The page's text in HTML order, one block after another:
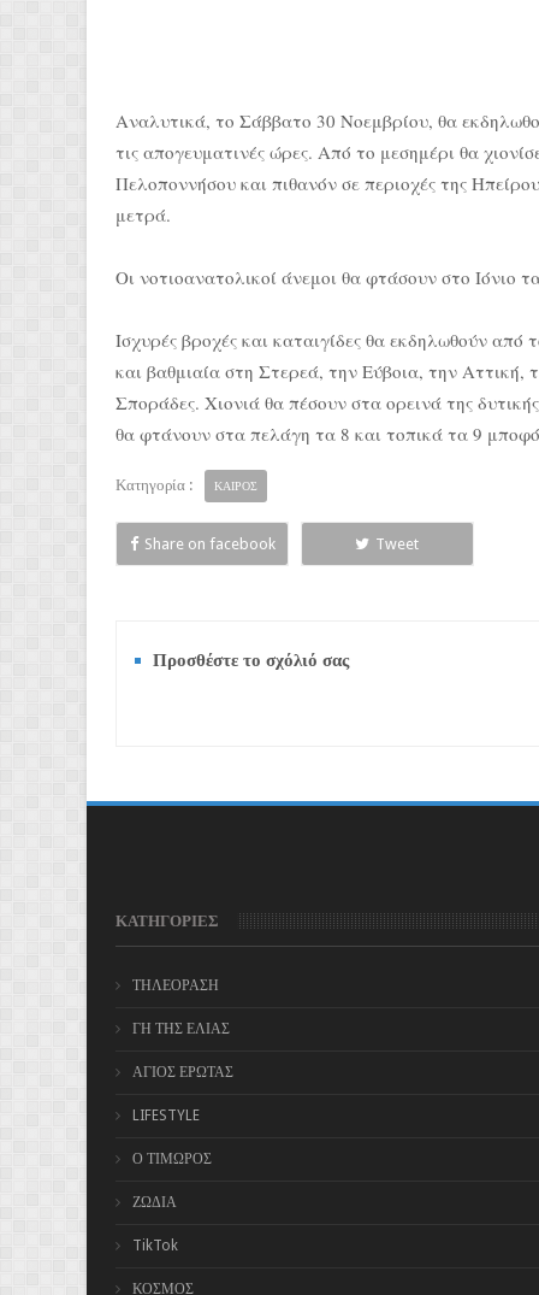
Αναλυτικά, το Σάββατο 30 Νοεμβρίου, θα
τις απογευματινές ώρες. Από το μεσημέρι θα
Πελοποννήσου και πιθανόν σε περιοχές της
μετρά.
Οι νοτιοανατολικοί άνεμοι θα φτάσουν στο Ιόνιο
Ισχυρές βροχές και καταιγίδες θα εκδηλωθούν
και βαθμιαία στη Στερεά, την Εύβοια, την Αττική,
Σποράδες. Χιονιά θα πέσουν στα ορεινά της
θα φτάνουν στα πελάγη τα 8 και τοπικά τα 9
Κατηγορία : ΚΑΙΡΟΣ
Share on facebook Tweet
Προσθέστε το σχόλιό σας
ΚΑΤΗΓΟΡΙΕΣ
ΤΗΛΕΟΡΑΣΗ
ΓΗ ΤΗΣ ΕΛΙΑΣ
ΑΓΙΟΣ ΕΡΩΤΑΣ
LIFESTYLE
Ο ΤΙΜΩΡΟΣ
ΖΩΔΙΑ
TikTok
ΚΟΣΜΟΣ